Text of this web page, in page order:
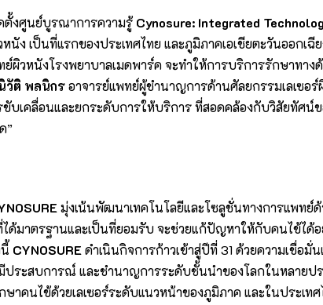
ตั้งศูนย์บูรณาการความรู้ Cynosure: Integrated
ง เป็นที่แรกของประเทศไทย และภูมิภาคเอเชียตะวันออกเ
หนังโรงพยาบาลเมดพาร์ค จะทำให้การบริการรักษาทาง
วัติ พลนิกรอาจารย์แพทย์ผู้ชำนาญการด้านศัลยกรรมเลเซอ
คลื่อนและยกระดับการให้บริการ ที่สอดคล้องกับวิสัยทัศน์
”
มุ่งเน้นพัฒนาเทคโนโลยีและโซลูชั่นทางการแพทย์ด้
ด้มาตรฐานและเป็นที่ยอมรับ จะช่วยแก้ปัญหาให้กับคนไข้ได้
CYNOSURE ดำเนินกิจการก้าวเข้าสู่ปีที่ 31 ด้วยความเชื่อมั่
ระสบการณ์ และชำนาญการระดับชั้นนำของโลกในหลายปร
นไข้ด้วยเลเซอร์ระดับแนวหน้าของภูมิภาค และในประเทศ